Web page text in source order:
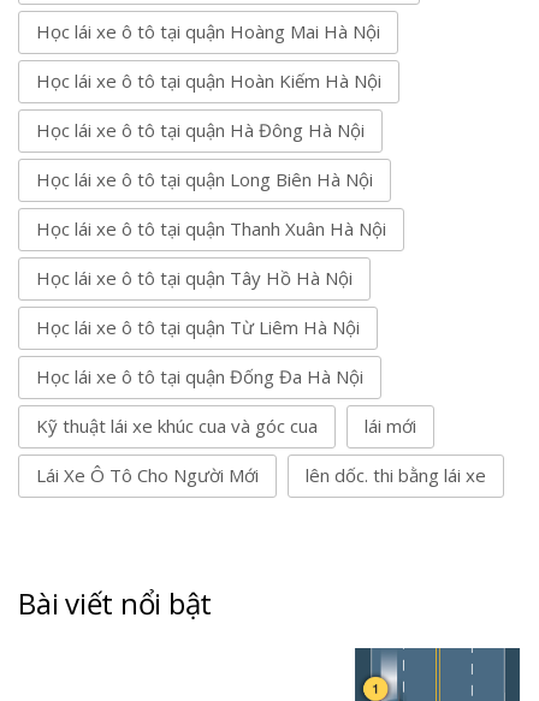
Học lái xe ô tô tại quận Hoàng Mai Hà Nội
Học lái xe ô tô tại quận Hoàn Kiếm Hà Nội
Học lái xe ô tô tại quận Hà Đông Hà Nội
Học lái xe ô tô tại quận Long Biên Hà Nội
Học lái xe ô tô tại quận Thanh Xuân Hà Nội
Học lái xe ô tô tại quận Tây Hồ Hà Nội
Học lái xe ô tô tại quận Từ Liêm Hà Nội
Học lái xe ô tô tại quận Đống Đa Hà Nội
Kỹ thuật lái xe khúc cua và góc cua lái mới
Lái Xe Ô Tô Cho Người Mới lên dốc. thi bằng lái xe
Bài viết nổi bật